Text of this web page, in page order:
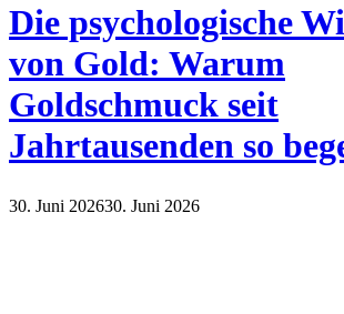
Die psychologische
von Gold: Warum
Goldschmuck seit
Jahrtausenden so
30. Juni 202630. Juni 2026